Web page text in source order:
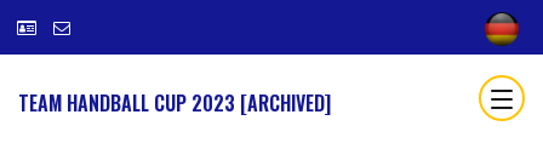
TEAM HANDBALL CUP 2023 [ARCHIVED]